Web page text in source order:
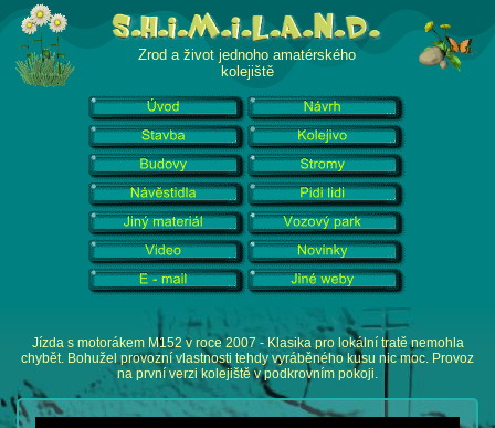
Zrod a život jednoho amatérského
kolejiště
Jízda s motorákem M152 v roce 2007 - Klasika pro lokální tratě nemohla
chybět. Bohužel provozní vlastnosti tehdy vyráběného kusu nic moc. Provoz
na první verzi kolejiště v podkrovním pokoji.